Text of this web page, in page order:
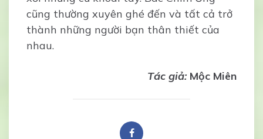
cũng thường xuyên ghé đến và tất cả trở
thành những người bạn thân thiết của
nhau.
Tác giả: Mộc Miên